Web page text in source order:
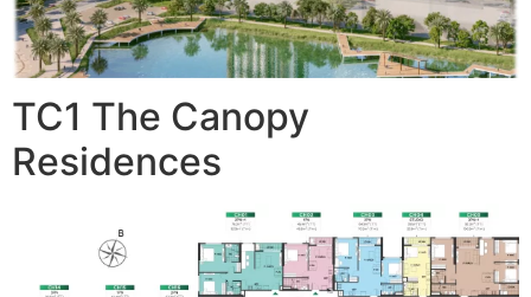
TC1 The Canopy
Residences